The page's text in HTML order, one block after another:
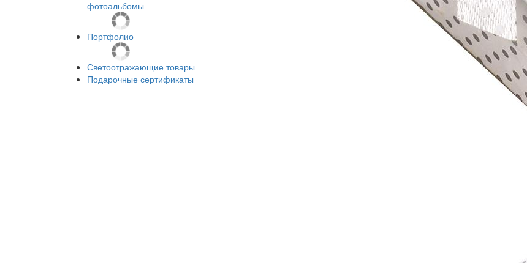
фотоальбомы
Портфолио
Светоотражающие товары
Подарочные сертификаты